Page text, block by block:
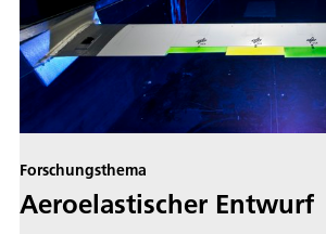
Forschungsthema
Aeroelastischer Entwurf